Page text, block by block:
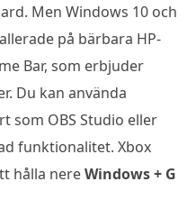
Men Windows 10 och
på bärbara HP-
Bar, som erbjuder
Du kan använda
som OBS Studio eller
funktionalitet. Xbox
hålla nereWindows + G